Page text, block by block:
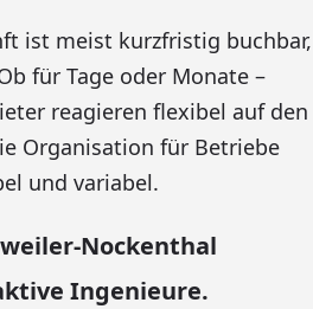
ist meist kurzfristig buchbar,
für Tage oder Monate –
reagieren flexibel auf den
Organisation für Betriebe
und variabel.
Nockenthal
Ingenieure.